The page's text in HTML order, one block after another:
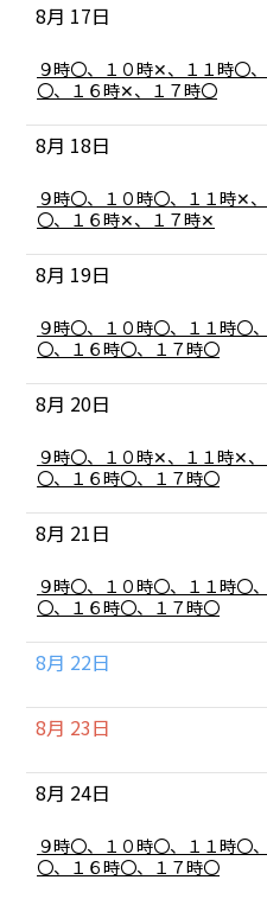
8月 17
月
曜
8
月
2026
９時〇、１０時✕、１１時〇
〇、１６時✕、１７時〇
8月 18
火
曜
8
月
2026
９時〇、１０時〇、１１時✕
〇、１６時✕、１７時✕
8月 19
水
曜
8
月
2026
９時〇、１０時〇、１１時
〇、１６時〇、１７時〇
8月 20
木
曜
8
月
2026
９時〇、１０時✕、１１時✕
〇、１６時〇、１７時〇
8月 21
金
曜
8
月
2026
９時〇、１０時〇、１１時〇
〇、１６時〇、１７時〇
8月 22
8月 23
8月 24
月
曜
９時〇、１０時〇、１１時
〇、１６時〇、１７時〇